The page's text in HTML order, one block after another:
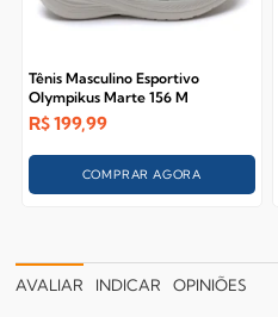
Tênis Masculino Esportivo
Olympikus Marte 156 M
R$199,99
COMPRAR AGORA
AVALIAR INDICAR OPINIÕES